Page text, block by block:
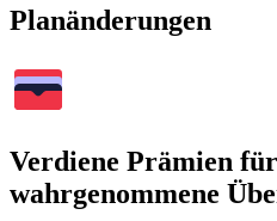
Planänderungen
Verdiene Prämien
wahrgenommene